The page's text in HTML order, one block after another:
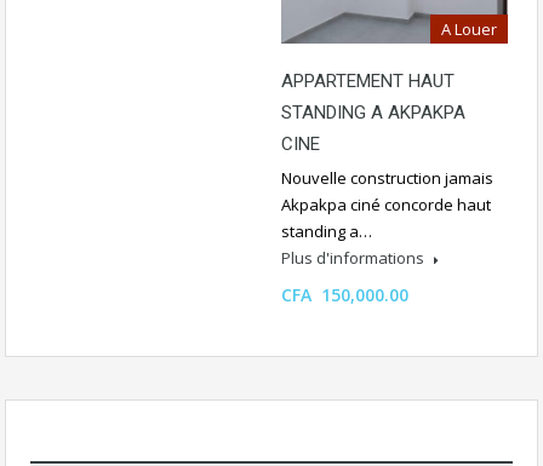
A Louer
APPARTEMENT HAUT
STANDING A AKPAKPA
CINE
Nouvelle construction jamais
Akpakpa ciné concorde haut
standing a…
Plus d'informations
CFA 150,000.00